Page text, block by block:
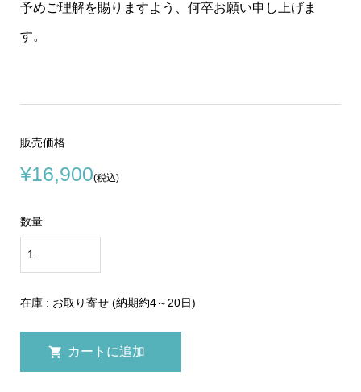
予めご理解を賜りますよう、何卒お願い申し上げま
す。
販売価格
¥16,900(税込)
数量
在庫 : お取り寄せ (納期約4～20日)